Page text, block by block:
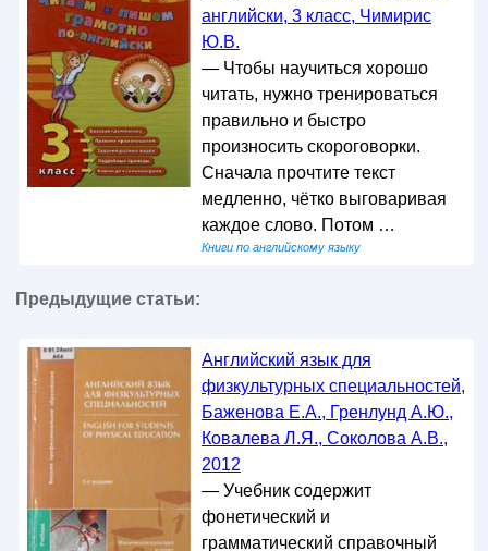
английски, 3 класс, Чимирис
Ю.В.
— Чтобы научиться хорошо
читать, нужно тренироваться
правильно и быстро
произносить скороговорки.
Сначала прочтите текст
медленно, чётко выговаривая
каждое слово. Потом …
Книги по английскому языку
Предыдущие статьи:
Английский язык для
физкультурных специальностей,
Баженова Е.А., Гренлунд А.Ю.,
Ковалева Л.Я., Соколова А.В.,
2012
— Учебник содержит
фонетический и
грамматический справочный